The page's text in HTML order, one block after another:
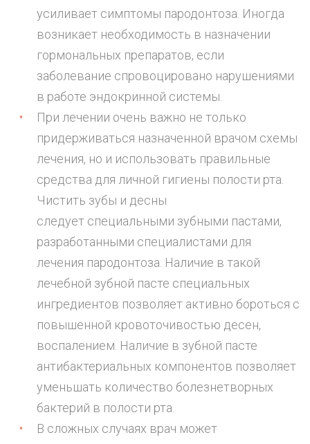
усиливает симптомы пародонтоза. Иногда
возникает необходимость в назначении
гормональных препаратов, если
заболевание спровоцировано нарушениями
в работе эндокринной системы.
При лечении очень важно не только
придерживаться назначенной врачом схемы
лечения, но и использовать правильные
средства для личной гигиены полости рта.
Чистить зубы и десны
следует специальными зубными пастами,
разработанными специалистами для
лечения пародонтоза. Наличие в такой
лечебной зубной пасте специальных
ингредиентов позволяет активно бороться с
повышенной кровоточивостью десен,
воспалением. Наличие в зубной пасте
антибактериальных компонентов позволяет
уменьшать количество болезнетворных
бактерий в полости рта.
В сложных случаях врач может